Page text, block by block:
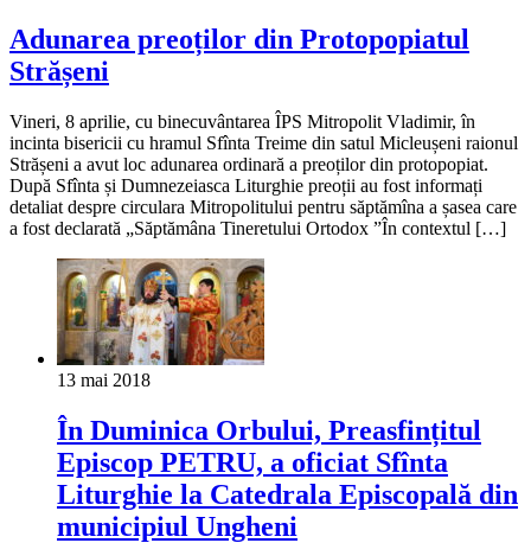
Adunarea preoților din Protopopiatul
Strășeni
Vineri, 8 aprilie, cu binecuvântarea ÎPS Mitropolit Vladimir, în
incinta bisericii cu hramul Sfînta Treime din satul Micleușeni raionul
Strășeni a avut loc adunarea ordinară a preoților din protopopiat.
După Sfînta și Dumnezeiasca Liturghie preoții au fost informați
detaliat despre circulara Mitropolitului pentru săptămîna a șasea care
a fost declarată „Săptămâna Tineretului Ortodox ”În contextul […]
13 mai 2018
În Duminica Orbului, Preasfințitul
Episcop PETRU, a oficiat Sfînta
Liturghie la Catedrala Episcopală din
municipiul Ungheni